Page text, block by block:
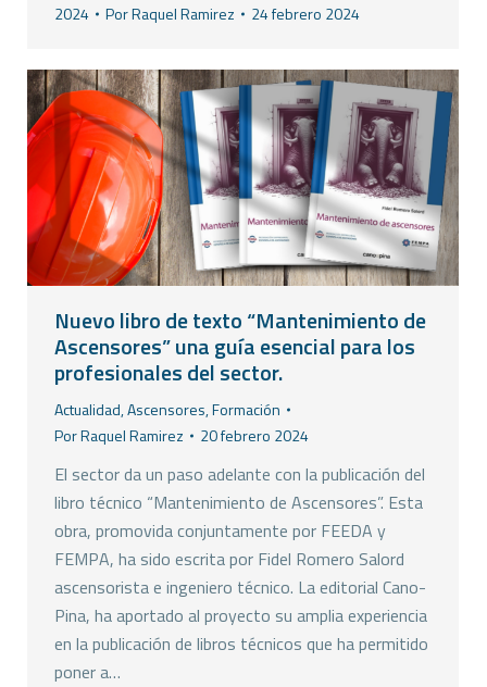
2024 PorRaquel Ramirez 24 febrero 2024
Nuevo libro de texto “Mantenimiento de
Ascensores” una guía esencial para los
profesionales del sector.
Actualidad,Ascensores,Formación
PorRaquel Ramirez 20 febrero 2024
El sector da un paso adelante con la publicación del
libro técnico “Mantenimiento de Ascensores”. Esta
obra, promovida conjuntamente por FEEDA y
FEMPA, ha sido escrita por Fidel Romero Salord
ascensorista e ingeniero técnico. La editorial Cano-
Pina, ha aportado al proyecto su amplia experiencia
en la publicación de libros técnicos que ha permitido
poner a…